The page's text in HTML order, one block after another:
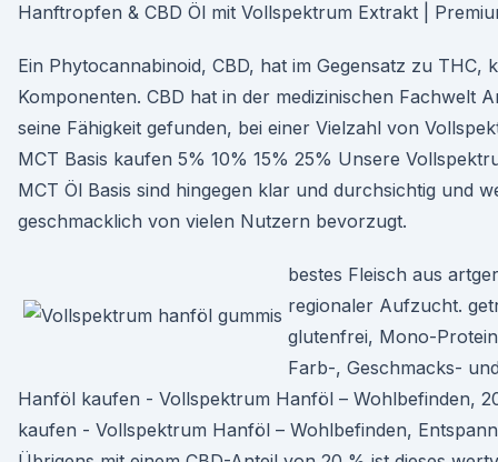
Hanftropfen & CBD Öl mit Vollspektrum Extrakt |
Ein Phytocannabinoid, CBD, hat im Gegensatz zu THC,
Komponenten. CBD hat in der medizinischen Fachwelt
seine Fähigkeit gefunden, bei einer Vielzahl von
MCT Basis kaufen 5% 10% 15% 25% Unsere
MCT Öl Basis sind hingegen klar und durchsichtig und
geschmacklich von vielen Nutzern bevorzugt.
bestes Fleisch aus
regionaler Aufzucht.
glutenfrei, Mono-
Farb-, Geschmacks-
Hanföl kaufen - Vollspektrum Hanföl – Wohlbefinden,
kaufen - Vollspektrum Hanföl – Wohlbefinden,